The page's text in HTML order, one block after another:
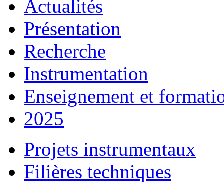
Actualités
Présentation
Recherche
Instrumentation
Enseignement et
2025
Projets instrumentaux
Filières techniques